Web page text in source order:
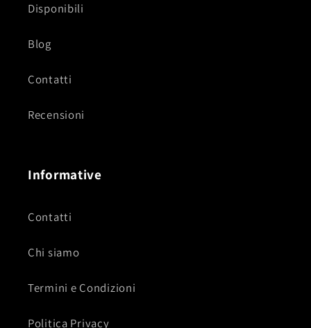
Disponibili
Blog
Contatti
Recensioni
Informative
Contatti
Chi siamo
Termini e Condizioni
Politica Privacy